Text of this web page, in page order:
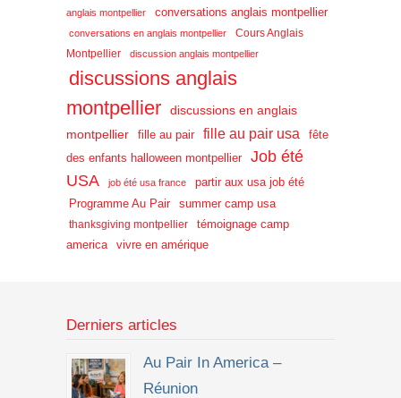
anglais montpellier
conversations anglais montpellier
conversations en anglais montpellier
Cours Anglais
Montpellier
discussion anglais montpellier
discussions anglais
montpellier
discussions en anglais
montpellier
fille au pair fille au pair usa
fête
des enfants halloween montpellier
Job été
USA
job été usa france
partir aux usa job été
Programme Au Pair
summer camp usa
thanksgiving montpellier
témoignage camp
america
vivre en amérique
Derniers articles
Au Pair In America –
Réunion